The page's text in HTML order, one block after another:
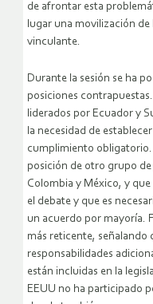
de afrontar esta
lugar una movilización
vinculante.
Durante la sesión se ha
posiciones
liderados por Ecuador y
la necesidad de
cumplimiento obligatorio.
posición de otro grupo de
Colombia y México, y
el debate y que es
un acuerdo por mayoría.
más reticente, señalando
responsabilidades
están incluidas en la
EEUU no ha participado